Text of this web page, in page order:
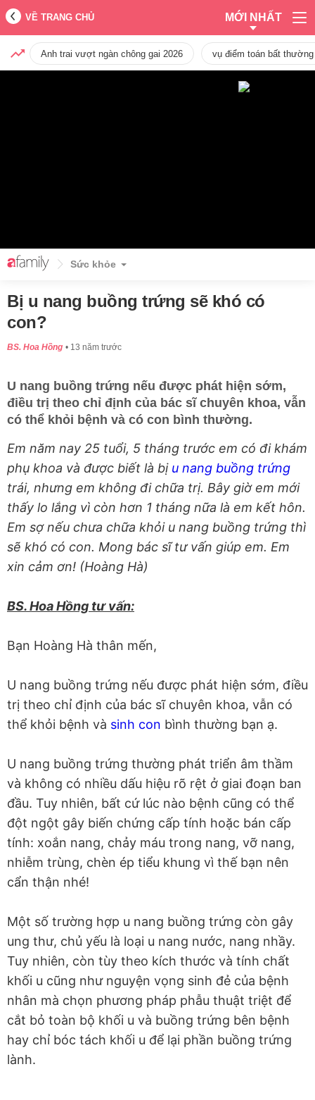
VỀ TRANG CHỦ MỚI NHẤT
Anh trai vượt ngàn chông gai 2026 vụ điểm toán bất
Sức khỏe
Bị u nang buồng trứng sẽ khó có
con?
BS. Hoa Hồng 13 năm trước
U nang buồng trứng nếu được phát hiện sớm,
điều trị theo chỉ định của bác sĩ chuyên khoa, vẫn
có thể khỏi bệnh và có con bình thường.
Em năm nay 25 tuổi, 5 tháng trước em có đi khám
phụ khoa và được biết là bị u nang buồng trứng
trái, nhưng em không đi chữa trị. Bây giờ em mới
thấy lo lắng vì còn hơn 1 tháng nữa là em kết hôn.
Em sợ nếu chưa chữa khỏi u nang buồng trứng thì
sẽ khó có con. Mong bác sĩ tư vấn giúp em. Em
xin cảm ơn! (Hoàng Hà)
BS. Hoa Hồng tư vấn:
Bạn Hoàng Hà thân mến,
U nang buồng trứng nếu được phát hiện sớm, điều
trị theo chỉ định của bác sĩ chuyên khoa, vẫn có
thể khỏi bệnh và sinh con bình thường bạn ạ.
U nang buồng trứng thường phát triển âm thầm
và không có nhiều dấu hiệu rõ rệt ở giai đoạn ban
đầu. Tuy nhiên, bất cứ lúc nào bệnh cũng có thể
đột ngột gây biến chứng cấp tính hoặc bán cấp
tính: xoắn nang, chảy máu trong nang, vỡ nang,
nhiễm trùng, chèn ép tiểu khung vì thế bạn nên
cẩn thận nhé!
Một số trường hợp u nang buồng trứng còn gây
ung thư, chủ yếu là loại u nang nước, nang nhầy.
Tuy nhiên, còn tùy theo kích thước và tính chất
khối u cũng như nguyện vọng sinh đẻ của bệnh
nhân mà chọn phương pháp phẫu thuật triệt để
cắt bỏ toàn bộ khối u và buồng trứng bên bệnh
hay chỉ bóc tách khối u để lại phần buồng trứng
lành.